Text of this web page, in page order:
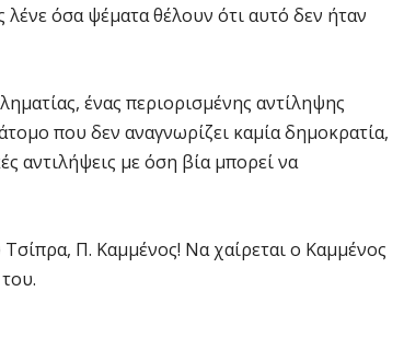
όσα ψέματα θέλουν ότι αυτό δεν ήταν
ένας περιορισμένης αντίληψης
που δεν αναγνωρίζει καμία δημοκρατία,
αντιλήψεις με όση βία μπορεί να
Π. Καμμένος! Να χαίρεται ο Καμμένος